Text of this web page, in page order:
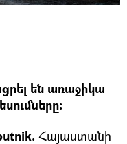
են առաջիկա
Հայաստանի